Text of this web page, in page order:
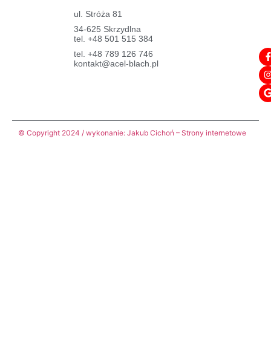
ul. Stróża 81
34-625 Skrzydlna
tel. +48 501 515 384
tel. +48 789 126 746
kontakt@acel-blach.pl
© Copyright 2024 / wykonanie: Jakub Cichoń – Strony internetowe